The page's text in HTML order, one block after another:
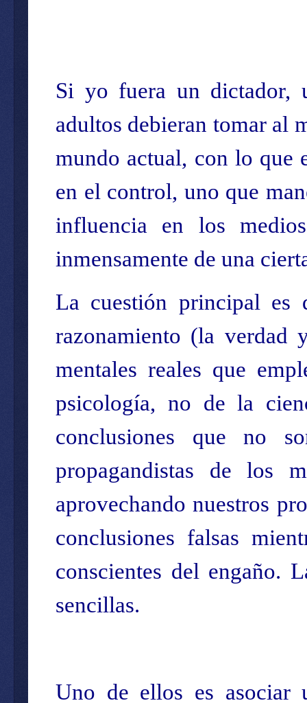
Si yo fuera un dictador,
adultos debieran tomar al
mundo actual, con lo que
en el control, uno que
influencia en los
inmensamente de una
La cuestión principal es
razonamiento (la verdad
mentales reales que
psicología, no de la
conclusiones que no
propagandistas de los
aprovechando nuestros
conclusiones falsas
conscientes del engaño.
sencillas.
Uno de ellos es asociar